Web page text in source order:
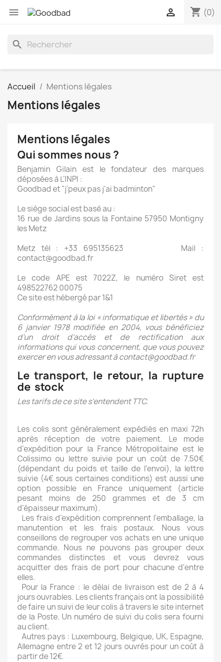
 shopping_cart (0)

search
Accueil Mentions légales
Mentions légales
Mentions légales
Qui sommes nous ?
Benjamin Gilain est le fondateur des marques
déposées à L'INPI :
Goodbad et "j'peux pas j'ai badminton"
Le siège social est basé au :
16 rue de Jardins sous la Fontaine 57950 Montigny
les Metz
Metz tél : +33 695135623 Mail :
contact@goodbad.fr
Le code APE est 7022Z, le numéro Siret est
498522762 00075
Ce site est hébergé par 1&1
Conformément à la loi « informatique et libertés » du
6 janvier 1978 modifiée en 2004, vous bénéficiez
d’un droit d’accès et de rectification aux
informations qui vous concernent, que vous pouvez
exercer en vous adressant à contact@goodbad.fr
Le transport, le retour, la rupture
de stock
Les tarifs de ce site s'entendent TTC.
Les colis sont généralement expédiés en maxi 72h
après réception de votre paiement. Le mode
d'expédition pour la France Métropolitaine est le
Colissimo ou lettre suivie pour un coût de 7.50€
(dépendant du poids et taille de l'envoi), la lettre
suivie (4€ sous certaines conditions) est aussi une
option possible en France uniquement (article
pesant moins de 250 grammes et de 3 cm
d'épaisseur maximum).
Les frais d'expédition comprennent l'emballage, la
manutention et les frais postaux. Nous vous
conseillons de regrouper vos achats en une unique
commande. Nous ne pouvons pas grouper deux
commandes distinctes et vous devrez vous
acquitter des frais de port pour chacune d'entre
elles.
Pour la France : le délai de livraison est de 2 à 4
jours ouvrables. Les clients français ont la possibilité
de faire un suivi de leur colis à travers le site internet
de la Poste. Un numéro de suivi du colis sera fourni
au client.
Autres pays : Luxembourg, Belgique, UK, Espagne,
Allemagne entre 2 et 12 jours ouvrés pour un coût à
partir de 12€.